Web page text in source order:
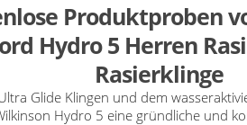
Produktproben
Hydro 5 Herren
Rasierklinge
Glide Klingen und dem
Hydro 5 eine gründliche und